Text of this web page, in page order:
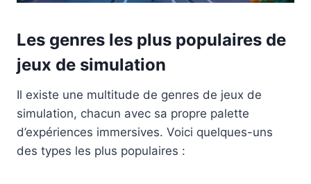
Les genres les plus populaires de
jeux de simulation
Il existe une multitude de genres de jeux de
simulation, chacun avec sa propre palette
d’expériences immersives. Voici quelques-uns
des types les plus populaires :